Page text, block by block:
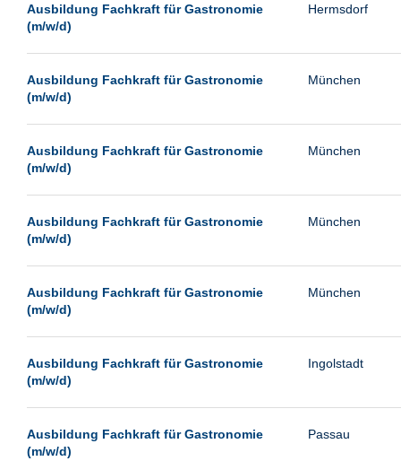
Neumünster
Passau
Pforzheim
Siegburg
Siegen
Viernheim
Wetzlar
Ausbildung Fachkraft für Gastronomie
(m/w/d)
Hermsdorf
Ausbildung Fachkraft für Gastronomie
(m/w/d)
München
Ausbildung Fachkraft für Gastronomie
(m/w/d)
München
Ausbildung Fachkraft für Gastronomie
(m/w/d)
München
Ausbildung Fachkraft für Gastronomie
(m/w/d)
München
Ausbildung Fachkraft für Gastronomie
(m/w/d)
Ingolstadt
Ausbildung Fachkraft für Gastronomie
(m/w/d)
Passau